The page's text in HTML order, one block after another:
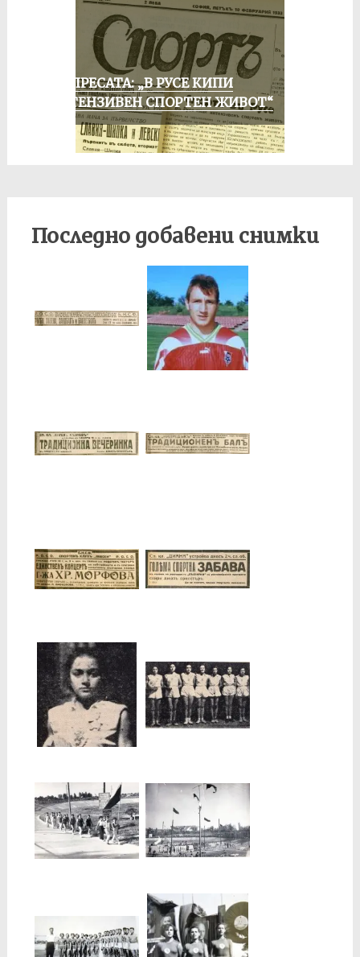
ОТ ПРЕСАТА: „В РУСЕ КИПИ
ИНТЕНЗИВЕН СПОРТЕН ЖИВОТ“
Последно добавени снимки